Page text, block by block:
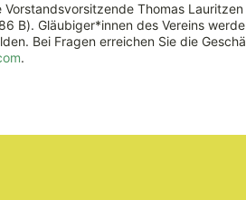
Thomas Lauritzen
B). Gläubiger*innen des Vereins
Bei Fragen erreichen Sie die
.